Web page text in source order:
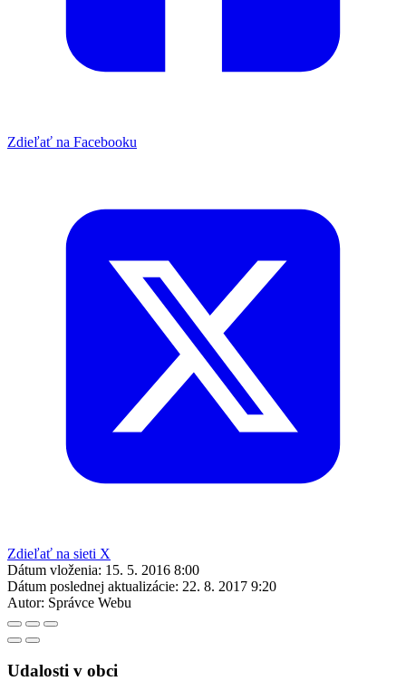
Zdieľať na Facebooku
Zdieľať na sieti X
Dátum vloženia: 15. 5. 2016 8:00
Dátum poslednej aktualizácie: 22. 8. 2017 9:20
Autor: Správce Webu
Udalosti v obci